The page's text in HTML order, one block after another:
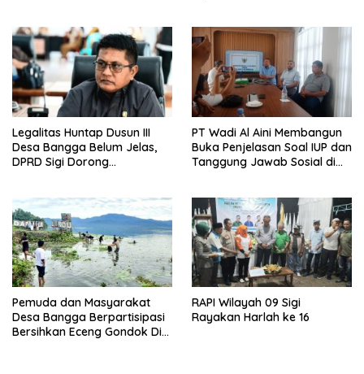
Legalitas Huntap Dusun III
Desa Bangga Belum Jelas,
DPRD Sigi Dorong
PT Wadi Al Aini Membangun
Buka Penjelasan Soal IUP dan
Tanggung Jawab Sosial di
Pemuda dan Masyarakat
Desa Bangga Berpartisipasi
Bersihkan Eceng Gondok Di
RAPI Wilayah 09 Sigi
Rayakan Harlah ke 16